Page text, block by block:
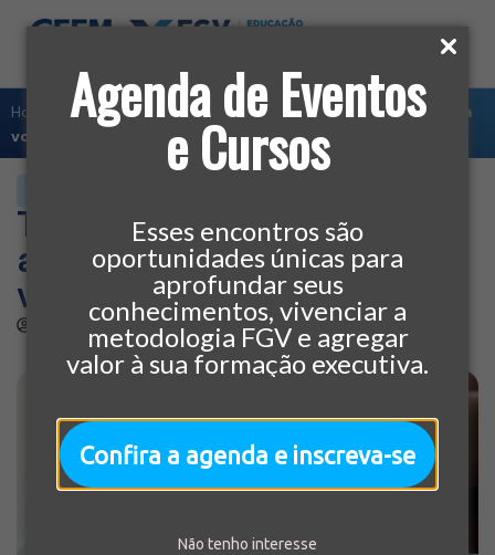
Agenda de Eventos
e Cursos
Esses encontros são
oportunidades únicas para
aprofundar seus
conhecimentos, vivenciar a
metodologia FGV e agregar
valor à sua formação executiva.
Confira a agenda e inscreva-se
Não tenho interesse
Home » Carreira »
Técnicas de vendas: 6 alternativas para
você vender ainda mais
Técnicas de vendas: 6
alternativas para você
vender ainda mais
CEEM 22/03/2020